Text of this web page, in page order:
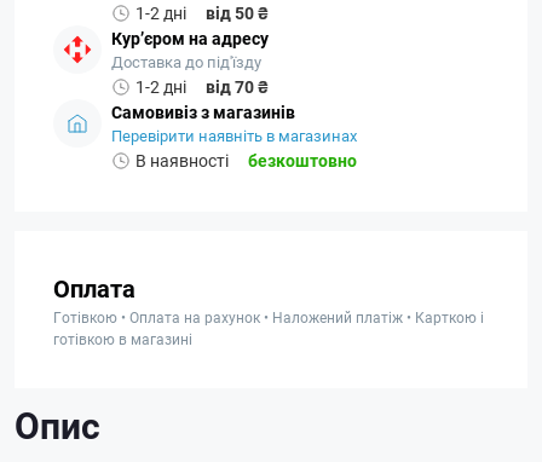
1-2 дні
від 50 ₴
Кур’єром на адресу
Доставка до під'їзду
1-2 дні
від 70 ₴
Самовивіз з магазинів
Перевірити наявніть в магазинах
В наявності безкоштовно
Оплата
Готівкою • Оплата на рахунок • Наложений платіж • Карткою і
готівкою в магазині
Опис